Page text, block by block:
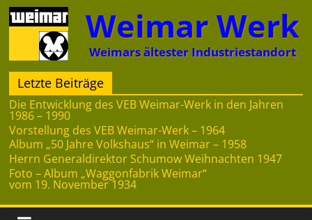
Zum
Inhalt
springen
Weimar Werk
Weimars ältester Industriestandort
Letzte Beiträge
Die Entwicklung des VEB Weimar-Werk in den Jahren
1986 – 1990
Vorstellung des VEB Weimar-Werk – 1964
Album „50 Jahre Volkshaus“ in Weimar – 1958
Herrn Generaldirektor Schumow Weihnachten 1947
Foto – Album „Waggonfabrik Weimar“
vom 19. November 1934